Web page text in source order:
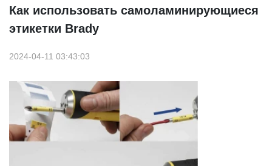
Как использовать самоламинирующиеся
этикетки Brady
2024-04-11 03:43:03